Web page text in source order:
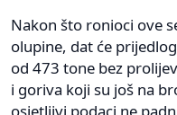
Nakon što ronioci ove
olupine, dat će
od 473 tone bez
i goriva koji su još na
osjetljivi podaci ne